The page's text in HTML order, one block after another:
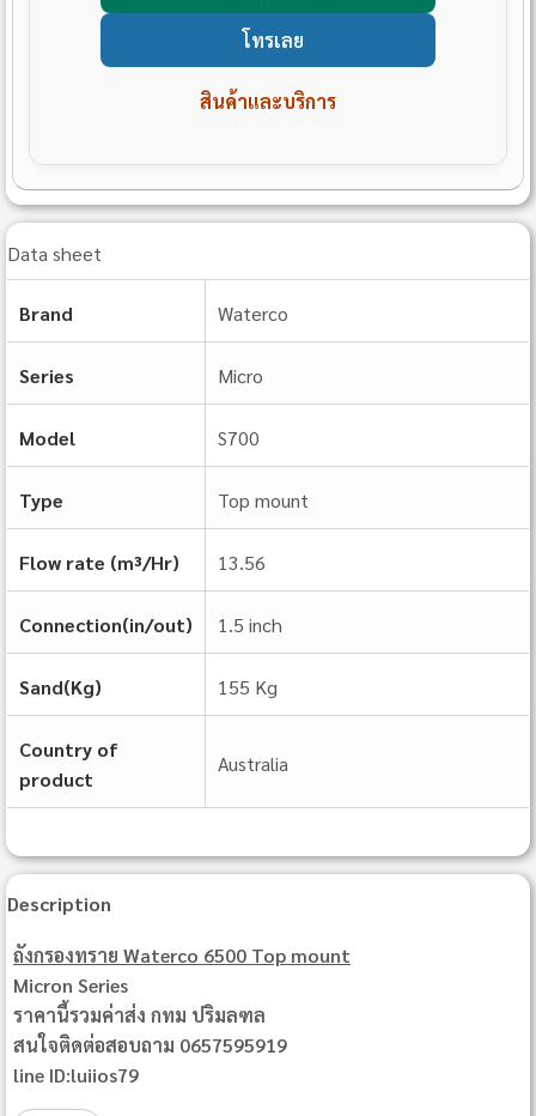
โทรเลย
สินค้าและบริการ
Data sheet
Brand Waterco
Series Micro
Model S700
Type Top mount
Flow rate (m³/Hr) 13.56
Connection(in/out) 1.5 inch
Sand(Kg) 155 Kg
Country of
product
Australia
Description
ถังกรองทราย Waterco 6500 Top mount
Micron Series
ราคานี้รวมค่าส่ง กทม ปริมลฑล
สนใจติดต่อสอบถาม 0657595919
line ID:luiios79